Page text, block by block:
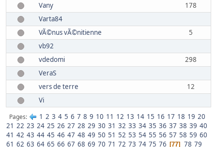
Vany
178
Varta84
VÃ©nus vÃ©nitienne
5
vb92
vdedomi
298
VeraS
vers de terre
12
Vi
Pages 1 2 3 4 5 6 7 8 9 10 11 12 13 14 15 16 17 18 19 20
21 22 23 24 25 26 27 28 29 30 31 32 33 34 35 36 37 38 39 40
41 42 43 44 45 46 47 48 49 50 51 52 53 54 55 56 57 58 59 60
61 62 63 64 65 66 67 68 69 70 71 72 73 74 75 76 77 78 79